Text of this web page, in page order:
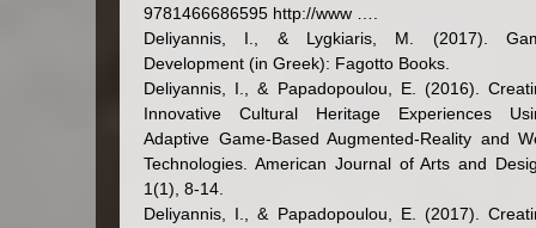
9781466686595 http://www ….
Deliyannis, I., & Lygkiaris, M. (2017).
Development (in Greek): Fagotto Books.
Deliyannis, I., & Papadopoulou, E. (2016).
Innovative Cultural Heritage Experiences
Adaptive Game-Based Augmented-Reality and
Technologies. American Journal of Arts and
1(1), 8-14.
Deliyannis, I., & Papadopoulou, E. (2017).